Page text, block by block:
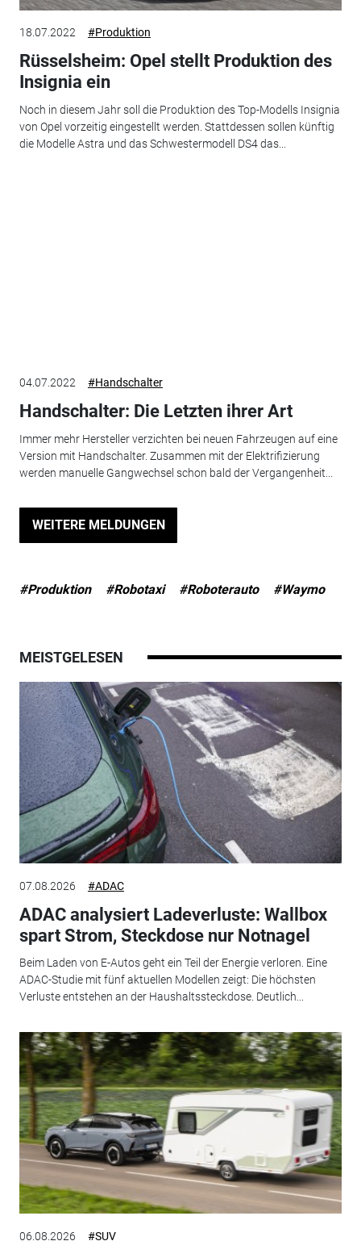
18.07.2022 #Produktion
Rüsselsheim: Opel stellt Produktion des
Insignia ein
Noch in diesem Jahr soll die Produktion des Top-Modells Insignia
von Opel vorzeitig eingestellt werden. Stattdessen sollen künftig
die Modelle Astra und das Schwestermodell DS4 das...
04.07.2022 #Handschalter
Handschalter: Die Letzten ihrer Art
Immer mehr Hersteller verzichten bei neuen Fahrzeugen auf eine
Version mit Handschalter. Zusammen mit der Elektrifizierung
werden manuelle Gangwechsel schon bald der Vergangenheit...
WEITERE MELDUNGEN
#Produktion #Robotaxi #Roboterauto #Waymo
MEISTGELESEN
07.08.2026 #ADAC
ADAC analysiert Ladeverluste: Wallbox
spart Strom, Steckdose nur Notnagel
Beim Laden von E-Autos geht ein Teil der Energie verloren. Eine
ADAC-Studie mit fünf aktuellen Modellen zeigt: Die höchsten
Verluste entstehen an der Haushaltssteckdose. Deutlich...
06.08.2026 #SUV